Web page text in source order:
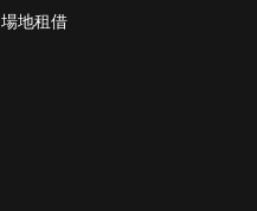
場地租借